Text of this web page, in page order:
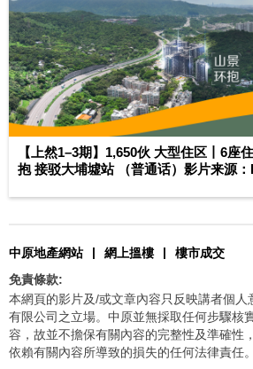
【上然1–3期】1,650伙 大型住区丨6座
抱 接驳大埔墟站 （普通话）影片来源
中原地產網站 | 網上搵樓 |
樓市成交
免責條款:
本網頁的影片及/或文章內容只反映講者個人
有限公司之立場。中原並無採取任何步驟核
容，故並不擔保有關內容的完整性及準確性
依賴有關內容所導致的損失的任何法律責任。